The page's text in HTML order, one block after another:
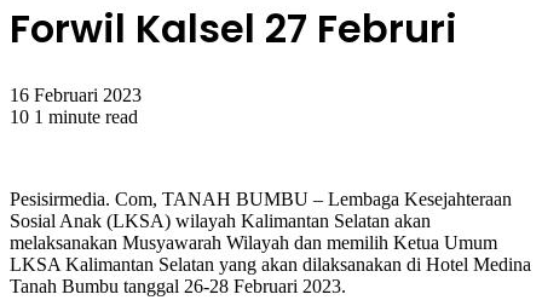
Forwil Kalsel 27 Februri
16 Februari 2023
10 1 minute read
Pesisirmedia. Com, TANAH BUMBU – Lembaga Kesejahteraan
Sosial Anak (LKSA) wilayah Kalimantan Selatan akan
melaksanakan Musyawarah Wilayah dan memilih Ketua Umum
LKSA Kalimantan Selatan yang akan dilaksanakan di Hotel Medina
Tanah Bumbu tanggal 26-28 Februari 2023.